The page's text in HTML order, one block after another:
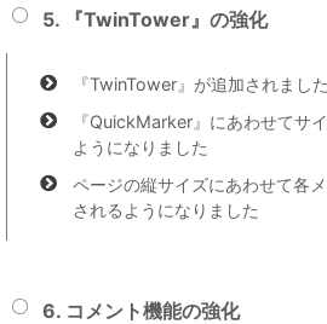
5. 『TwinTower』の強化
『TwinTower』が追加されました
『QuickMarker』にあわせてサ
ようになりました
ページの縦サイズにあわせて各
されるようになりました
6. コメント機能の強化